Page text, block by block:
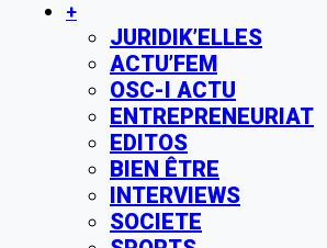
+
JURIDIK’ELLES
ACTU’FEM
OSC-I ACTU
ENTREPRENEURIAT
EDITOS
BIEN ÊTRE
INTERVIEWS
SOCIETE